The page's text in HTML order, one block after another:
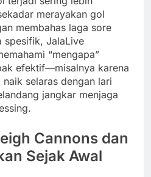
merayakan gol
membahas laga sore
spesifik, JalaLive
“mengapa”
efektif—misalnya karena
selaras dengan lari
jangkar menjaga
Cannons dan
Sejak Awal